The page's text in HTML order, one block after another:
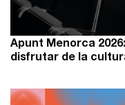
Apunt Menorca
disfrutar de la